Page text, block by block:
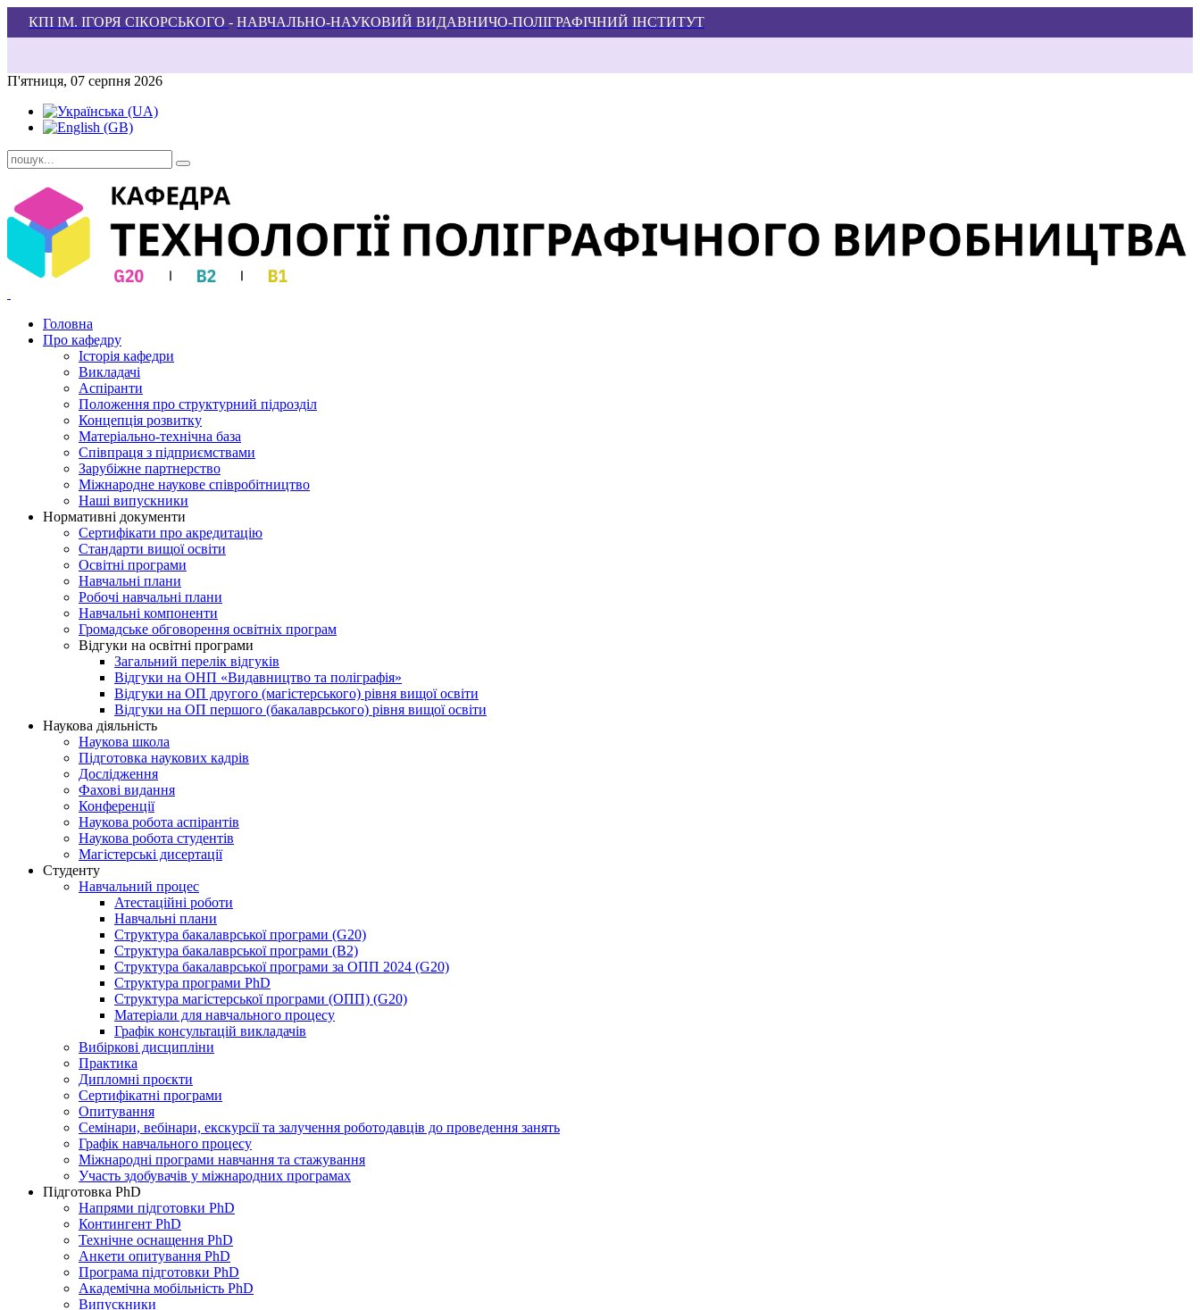
КПІ ІМ. ІГОРЯ СІКОРСЬКОГО - НАВЧАЛЬНО-НАУКОВИЙ ВИДАВНИЧО-ПОЛІГРАФІЧНИЙ ІНСТИТУТ
П'ятниця, 07 серпня 2026
Головна
Про кафедру
Історія кафедри
Викладачі
Аспіранти
Положення про структурний підрозділ
Концепція розвитку
Матеріально-технічна база
Співпраця з підприємствами
Зарубіжне партнерство
Міжнародне наукове співробітництво
Наші випускники
Нормативні документи
Сертифікати про акредитацію
Стандарти вищої освіти
Освітні програми
Навчальні плани
Робочі навчальні плани
Навчальні компоненти
Громадське обговорення освітніх програм
Відгуки на освітні програми
Загальний перелік відгуків
Відгуки на ОНП «Видавництво та поліграфія»
Відгуки на ОП другого (магістерського) рівня вищої освіти
Відгуки на ОП першого (бакалаврського) рівня вищої освіти
Наукова діяльність
Наукова школа
Підготовка наукових кадрів
Дослідження
Фахові видання
Конференції
Наукова робота аспірантів
Наукова робота студентів
Магістерські дисертації
Студенту
Навчальний процес
Атестаційні роботи
Навчальні плани
Структура бакалаврської програми (G20)
Структура бакалаврської програми (B2)
Структура бакалаврської програми за ОПП 2024 (G20)
Структура програми PhD
Структура магістерської програми (ОПП) (G20)
Матеріали для навчального процесу
Графік консультацій викладачів
Вибіркові дисципліни
Практика
Дипломні проєкти
Сертифікатні програми
Опитування
Семінари, вебінари, екскурсії та залучення роботодавців до проведення занять
Графік навчального процесу
Міжнародні програми навчання та стажування
Участь здобувачів у міжнародних програмах
Підготовка PhD
Напрями підготовки PhD
Контингент PhD
Технічне оснащення PhD
Анкети опитування PhD
Програма підготовки PhD
Академічна мобільність PhD
Випускники